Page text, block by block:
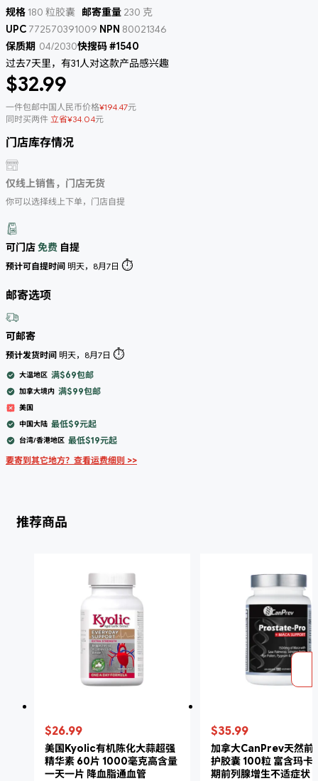
规格 180 粒胶囊 邮寄重量 230 克
UPC 772570391009 NPN 80021346
保质期 04/2030快搜码 #1540
过去7天里，有31人对这款产品感兴趣
$32.99
一件包邮中国人民币价格¥194.47元
同时买两件 立省¥34.04元
门店库存情况
仅线上销售，门店无货
你可以选择线上下单，门店自提
可门店免费 自提
预计可自提时间 明天，8月7日 ⏱️
邮寄选项
可邮寄
预计发货时间 明天，8月7日 ⏱️
大温地区 满$69包邮
加拿大境内 满$99包邮
美国
中国大陆 最低$9元起
台湾/香港地区 最低$19元起
要寄到其它地方？查看运费细则 >>
推荐商品
$26.99
美国Kyolic有机陈化大蒜超强
精华素 60片 1000毫克高含量
一天一片 降血脂通血管
$35.99
加拿大CanPrev天然前
护胶囊 100粒 富含玛卡
期前列腺增生不适症状